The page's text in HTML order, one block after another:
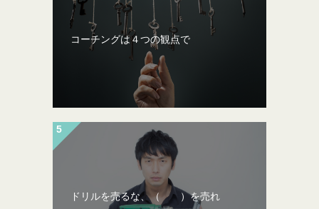
コーチングは４つの観点で
ドリルを売るな、（ ）を売れ